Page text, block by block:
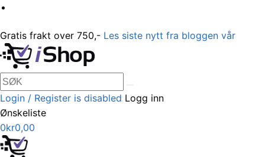
Gratis frakt over 750,- Les siste nytt fra bloggen vår
Login / Register is disabled Logg inn
Ønskeliste
0kr0,00